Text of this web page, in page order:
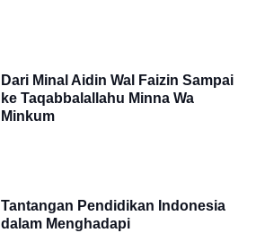
Dari Minal Aidin Wal Faizin Sampai
ke Taqabbalallahu Minna Wa
Minkum
Tantangan Pendidikan Indonesia
dalam Menghadapi